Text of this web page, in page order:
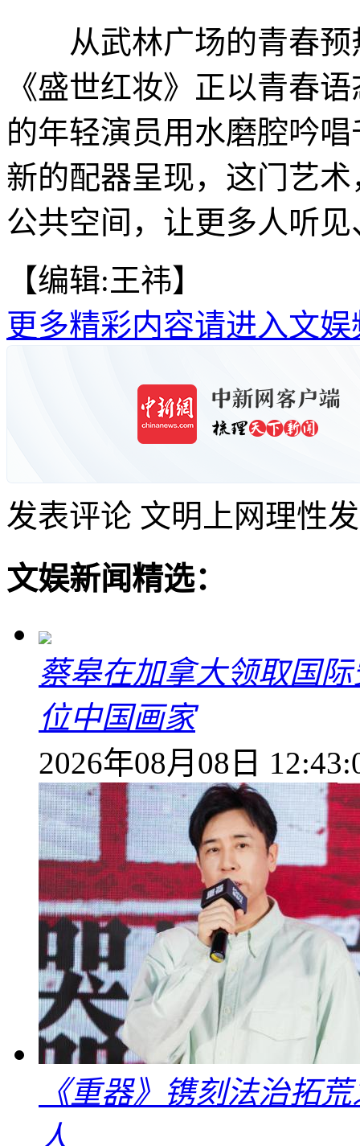
从武林广场的青春预
《盛世红妆》正以青春
的年轻演员用水磨腔吟
新的配器呈现，这门艺
公共空间，让更多人听
【编辑:王祎】
更多精彩内容请进入文娱
发表评论 文明上网理性
文娱新闻精选：
蔡皋在加拿大领取国
位中国画家
2026年08月08日
《重器》镌刻法治拓
人